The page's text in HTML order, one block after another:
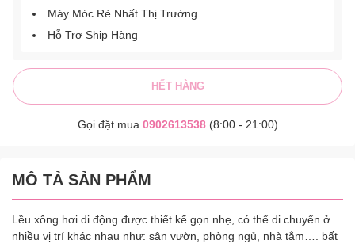
Máy Móc Rẻ Nhất Thị Trường
Hỗ Trợ Ship Hàng
HẾT HÀNG
Gọi đặt mua 0902613538(8:00 - 21:00)
MÔ TẢ SẢN PHẨM
Lều xông hơi di động được thiết kế gọn nhẹ, có thể di chuyển ở
nhiều vị trí khác nhau như: sân vườn, phòng ngủ, nhà tắm…. bất